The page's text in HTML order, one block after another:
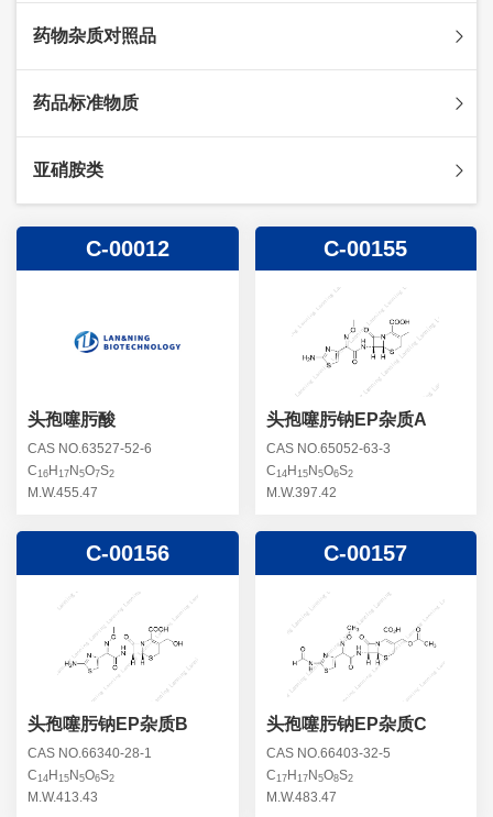
头孢他啶杂质
头孢米诺杂质
头孢吡肟杂质
头孢地嗪钠杂质
头孢曲松钠杂质
青霉素杂质
头孢羟氨苄杂质
头孢西丁杂质
头孢卡品酯杂质
头孢唑肟杂质
替卡西林杂质
阿洛西林杂质
美洛西林杂质
多立培南杂质
厄他培南杂质
多尼培南杂质
利福平杂质
苄丝肼杂质
克拉霉素杂质
克拉维酸钾杂质
替加环素杂质
土霉素杂质
林可霉素杂质
药物杂质对照品
杂质对照品
药品标准物质
亚硝胺类
C-00012
头孢噻肟酸
CAS NO.63527-52-6
C16 H 17 N 5O7S2
M.W.455.47
C-00155
头孢噻肟钠EP杂质A
CAS NO.65052-63-3
C14 H 15N 5O6S2
M.W.397.42
C-00156
头孢噻肟钠EP杂质B
CAS NO.66340-28-1
C14 H 15 N 5O6S2
M.W.413.43
C-00157
头孢噻肟钠EP杂质C
CAS NO.66403-32-5
C17H 17N 5O8S2
M.W.483.47